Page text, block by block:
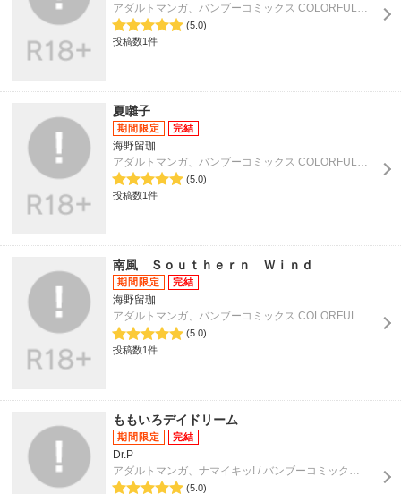
アダルトマンガ、バンブーコミックス COLORFULセレクト
(5.0)
投稿数1件
夏囃子
海野留珈
アダルトマンガ、バンブーコミックス COLORFULセレクト
(5.0)
投稿数1件
南風 Ｓｏｕｔｈｅｒｎ Ｗｉｎｄ
海野留珈
アダルトマンガ、バンブーコミックス COLORFULセレクト
(5.0)
投稿数1件
ももいろデイドリーム
Dr.P
(5.0)